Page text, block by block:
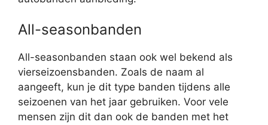
All-seasonbanden
All-seasonbanden staan ook wel bekend als
vierseizoensbanden. Zoals de naam al
aangeeft, kun je dit type banden tijdens alle
seizoenen van het jaar gebruiken. Voor vele
mensen zijn dit dan ook de banden met het